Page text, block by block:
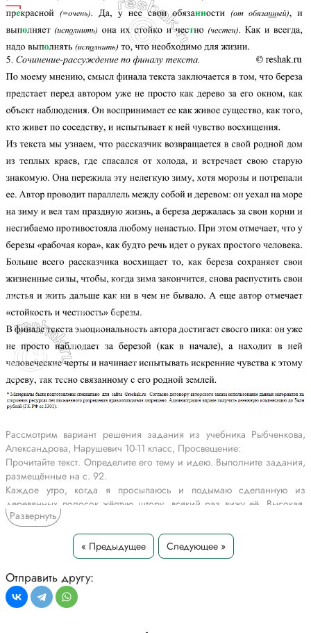
Рассмотрим вариант решения задания из учебника Рыбченкова,
Александрова, Нарушевич 10-11 класс, Просвещение:
Прочитайте текст. Определите его тему и идею. Выполните задания,
размещённые на с. 92.
Каждое утро, когда я просыпаюсь и подымаю сделанную из
деревянных полосок жёлтую штору, всякий раз вижу её. Высокая,
стройная, она всегда перед моим окном. В осенних ночах её не
видно, она сливается с древней темнотой, и если верить в
необычное, то можно подумать, что она куда-то уходит, потому что её
не видно. По с наступлением первых минут рассвета, когда всё
дневное ещё спит и только еле уловимо слышится дыхание1 утра,
она уже на своём месте.
Я гляжу на эту берёзу, и странные мысли приходят мне в голову. У
наделён всеми совершенными органами для познания природы,
Развернуть
« Предыдущее Следующее »
Отправить другу: